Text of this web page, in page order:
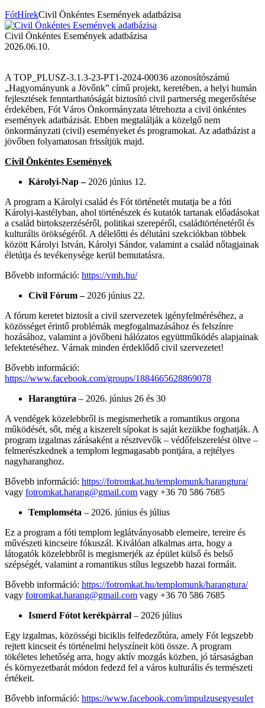
FótHírekCivil Önkéntes Események adatbázisa
Civil Önkéntes Események adatbázisa
2026.06.10.
A TOP_PLUSZ-3.1.3-23-PT1-2024-00036 azonosítószámú
„Hagyományunk a Jövőnk” című projekt, keretében, a helyi humán
fejlesztések fenntarthatóságát biztosító civil partnerség megerősítése
érdekében, Fót Város Önkormányzata létrehozta a civil önkéntes
események adatbázisát. Ebben megtalálják a közelgő nem
önkormányzati (civil) eseményeket és programokat. Az adatbázist a
jövőben folyamatosan frissítjük majd.
Civil Önkéntes Események
Károlyi-Nap – 2026 június 12.
A program a Károlyi család és Fót történetét mutatja be a fóti
Károlyi-kastélyban, ahol történészek és kutatók tartanak előadásokat
a család birtokszerzéséről, politikai szerepéről, családtörténetéről és
kulturális örökségéről. A délelőtti és délutáni szekciókban többek
között Károlyi István, Károlyi Sándor, valamint a család nőtagjainak
életútja és tevékenysége kerül bemutatásra.
Bővebb információ: https://vmh.hu/
Civil Fórum – 2026 június 22.
A fórum keretet biztosít a civil szervezetek igényfelméréséhez, a
közösséget érintő problémák megfogalmazásához és felszínre
hozásához, valamint a jövőbeni hálózatos együttműködés alapjainak
lefektetéséhez. Várnak minden érdeklődő civil szervezetet!
Bővebb információ:
https://www.facebook.com/groups/1884665628869078
Harangtúra – 2026. június 26 és 30
A vendégek közelebbről is megismerhetik a romantikus orgona
működését, sőt, még a kiszerelt sípokat is saját kezükbe foghatják. A
program izgalmas zárásaként a résztvevők – védőfelszerelést öltve –
felmerészkednek a templom legmagasabb pontjára, a rejtélyes
nagyharanghoz.
Bővebb információ: https://fotromkat.hu/templomunk/harangtura/
vagy fotromkat.harang@gmail.com vagy +36 70 586 7685
Templomséta – 2026. június és július
Ez a program a fóti templom leglátványosabb elemeire, tereire és
művészeti kincseire fókuszál. Kiválóan alkalmas arra, hogy a
látogatók közelebbről is megismerjék az épület külső és belső
szépségét, valamint a romantikus stílus legszebb hazai formáit.
Bővebb információ: https://fotromkat.hu/templomunk/harangtura/
vagy fotromkat.harang@gmail.com vagy +36 70 586 7685
Ismerd Fótot kerékpárral – 2026 július
Egy izgalmas, közösségi biciklis felfedezőtúra, amely Fót legszebb
rejtett kincseit és történelmi helyszíneit köti össze. A program
tökéletes lehetőség arra, hogy aktív mozgás közben, jó társaságban
és környezetbarát módon fedezd fel a város kulturális és természeti
értékeit.
Bővebb információ: https://www.facebook.com/impulzusegyesulet